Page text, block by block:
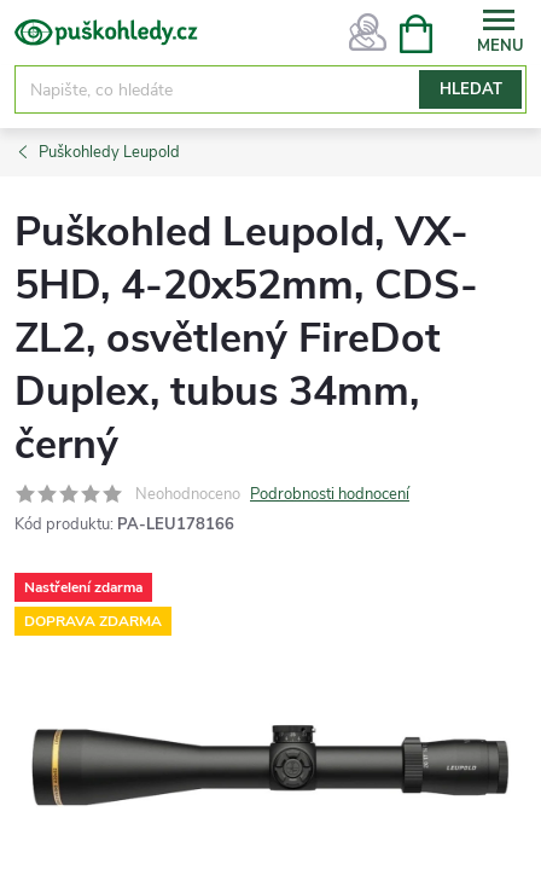
Přejít
na
obsah
HLEDAT
NÁKUPNÍ
Puškohledy Leupold
Puškohled Leupold, VX-
5HD, 4-20x52mm, CDS-
ZL2, osvětlený FireDot
Duplex, tubus 34mm,
černý
Neohodnoceno Podrobnosti hodnocení
Kód produktu: PA-LEU178166
Nastřelení zdarma
DOPRAVA ZDARMA